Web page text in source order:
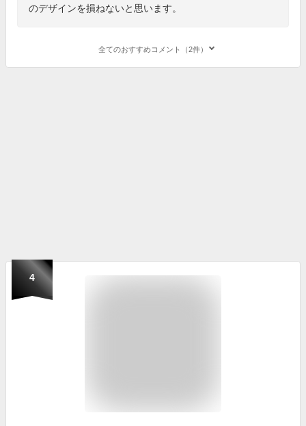
のデザインを損ねないと思います。
全てのおすすめコメント（2件）
4